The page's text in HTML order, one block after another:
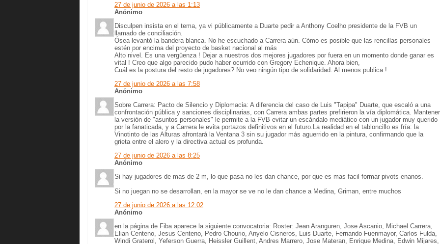
27 de junio de 2026 a las 1:13
Anónimo
Disculpen insista en el tema, ya vi públicamente a Duarte pedir a Anthony Coelho presidente de la FVB un
llamado de conciliación.
Ósea levantó la bandera blanca. No he escuchado a Carrera aún. Cómo es posible que las rencillas personales
estén por encima del proyecto de basket nacional al más
Alto nivel. Es una vergüenza ! Dejar a nuestros dos mejores jugadores por fuera en un momento donde ganar es
vital ! Creo que algo parecido pudo haber ocurrido con Gregory Echenique. Ahora bien,
Cuál es la postura del resto de jugadores? No veo ningún tipo de solidaridad. Al menos publica !
27 de junio de 2026 a las 7:58
Anónimo
Sobre Carrera: Pacto de Silencio y Diplomacia: A diferencia del caso de Luis "Tapipa" Duarte, que escaló a una
confrontación pública y sanciones disciplinarias, con Carrera ambas partes prefirieron la vía diplomática. Mantener
la versión de "asuntos personales" le permite a la FVB evitar un escándalo mediático con un jugador muy querido
por la fanaticada, y a Carrera le evita portazos definitivos en el futuro.La realidad en el tabloncillo es fría: la
Vinotinto de las Alturas afrontará la Ventana 3 sin su jugador más aguerrido en la pintura, confirmando que la
grieta entre el alero y la directiva actual es profunda.
27 de junio de 2026 a las 8:25
Anónimo
Si hay jugadores de mas de 2 m, lo que pasa no les dan chance, por que es mas facil formar pivots enanos.
Si no juegan no se desarrollan, en la mayor se ve no le dan chance a Medina, Griman, entre muchos
27 de junio de 2026 a las 12:02
Anónimo
en la página de Fiba aparece la siguiente convocatoria: Roster: Jean Aranguren, Jose Ascanio, Michael Carrera,
Elian Centeno, Jesus Centeno, Pedro Chourio, Anyelo Cisneros, Luis Duarte, Fernando Fuenmayor, Carlos Fulda,
Windi Graterol, Yeferson Guerra, Heissler Guillent, Andres Marrero, Jose Materan, Enrique Medina, Edwin Mijares,